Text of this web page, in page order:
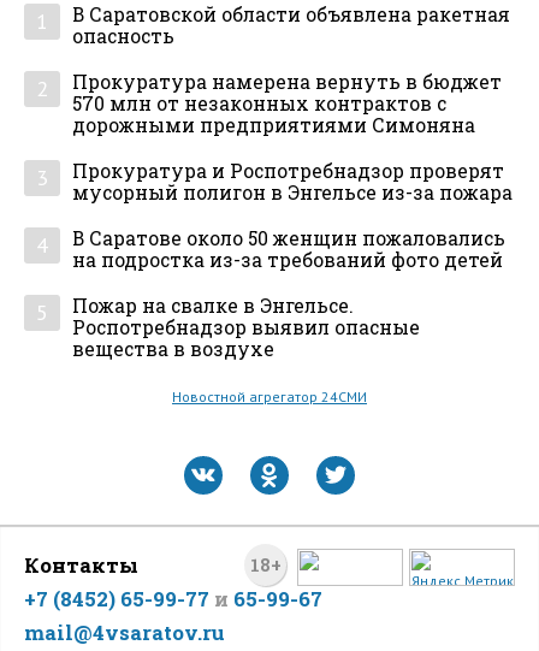
1
В Саратовской области объявлена ракетная
опасность
2
Прокуратура намерена вернуть в бюджет
570 млн от незаконных контрактов с
дорожными предприятиями Симоняна
3
Прокуратура и Роспотребнадзор проверят
мусорный полигон в Энгельсе из-за пожара
4
В Саратове около 50 женщин пожаловались
на подростка из-за требований фото детей
5
Пожар на свалке в Энгельсе.
Роспотребнадзор выявил опасные
вещества в воздухе
Новостной агрегатор 24СМИ
18+
Контакты
+7 (8452) 65-99-77 и 65-99-67
mail@4vsaratov.ru